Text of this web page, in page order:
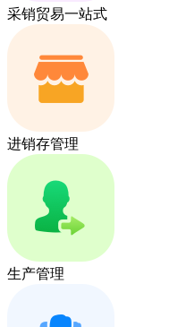
采销贸易一站式
进销存管理
生产管理